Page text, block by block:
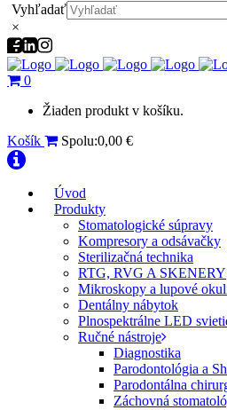
Vyhľadať
×
0
Žiaden produkt v košíku.
Košík
Spolu:0,00 €
Úvod
Produkty
Stomatologické súpravy
Kompresory a odsávačky
Sterilizačná technika
RTG, RVG A SKENERY
Mikroskopy a lupové
Dentálny nábytok
Plnospektrálne LED
Ručné nástroje
Diagnostika
Parodontológia a
Parodontálna
Záchovná